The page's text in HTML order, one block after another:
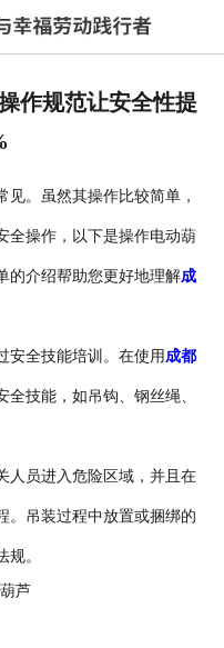
网站首页
新闻中心
作规范让安全性提
见。虽然其操作比较简单，
全操作，以下是操作电动葫
的介绍帮助您更好地理解成
安全技能培训。在使用 成都
技能，如吊钩、钢丝绳、
人员进入危险区域，并且在
。吊装过程中放置或捆绑的
。